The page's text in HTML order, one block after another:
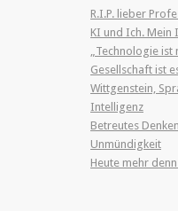
R.I.P. lieber
KI und Ich. Mein
„Technologie ist
Gesellschaft ist
Wittgenstein,
Intelligenz
Betreutes
Unmündigkeit
Heute mehr